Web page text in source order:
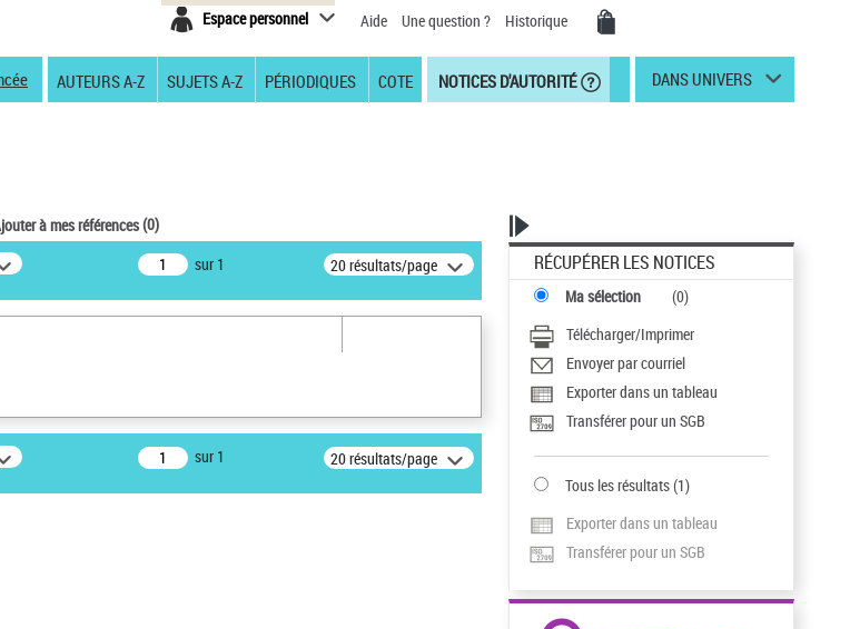
Espace personnel Aide Une question ? Historique
AUTEURS A-Z SUJETS A-Z PÉRIODIQUES COTE NOTICES D'AUTORITÉ DANS UNIVERS
à mes références(0)
sur 1 20 résultats/page
sur 1 20 résultats/page
RÉCUPÉRER LES NOTICES
Ma sélection (0)
Télécharger/Imprimer
Envoyer par courriel
Exporter dans un tableau
Transférer pour un SGB
Tous les résultats(1)
Exporter dans un tableau
Transférer pour un SGB